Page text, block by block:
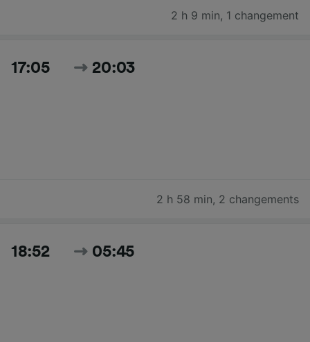
2 h 9 min, 1 changement
17:05 20:03
2 h 58 min, 2 changements
18:52 05:45